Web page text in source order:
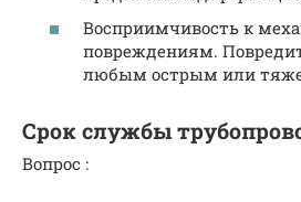
Восприимчивость к
повреждениям.
любым острым или
Срок службы
Вопрос :